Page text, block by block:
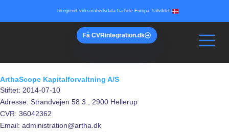
Integreret virksomhedsdata fra hele Europa. Udviklet i
Få CVRintegration.dk
ArthaScope Kapitalforvaltning A/S
Stiftet: 2014-07-10
Adresse: Strandvejen 58 3., 2900 Hellerup
CVR: 36042362
Email: administration@artha.dk